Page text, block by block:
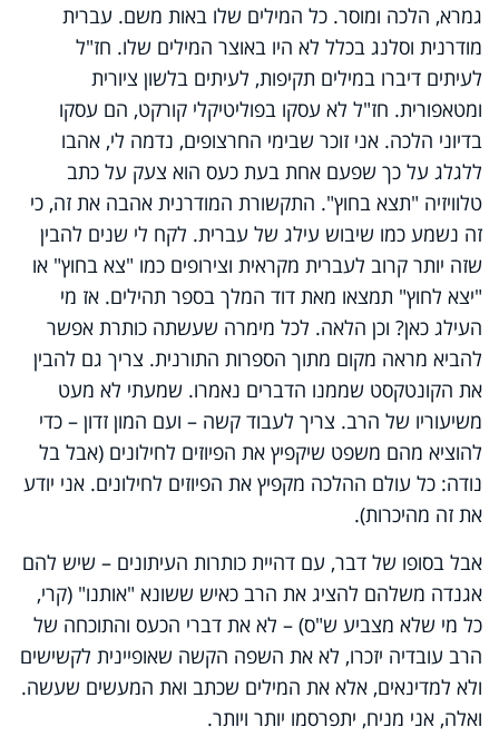
גמרא, הלכה ומוסר. כל המילים שלו באות משם. עברית
מודרנית וסלנג בכלל לא היו באוצר המילים שלו. חז"ל
לעיתים דיברו במילים תקיפות, לעיתים בלשון ציורית
ומטאפורית. חז"ל לא עסקו בפוליטיקלי קורקט, הם עסקו
בדיוני הלכה. אני זוכר שבימי החרצופים, נדמה לי, אהבו
ללגלג על כך שפעם אחת בעת כעס הוא צעק על כתב
טלוויזיה "תצא בחוץ". התקשורת המודרנית אהבה את זה, כי
זה נשמע כמו שיבוש עילג של עברית. לקח לי שנים להבין
שזה יותר קרוב לעברית מקראית וצירופים כמו "צא בחוץ" או
"יצא לחוץ" תמצאו מאת דוד המלך בספר תהילים. אז מי
העילג כאן? וכן הלאה. לכל מימרה שעשתה כותרת אפשר
להביא מראה מקום מתוך הספרות התורנית. צריך גם להבין
את הקונטקסט שממנו הדברים נאמרו. שמעתי לא מעט
משיעוריו של הרב. צריך לעבוד קשה – ועם המון זדון – כדי
להוציא מהם משפט שיקפיץ את הפיוזים לחילונים (אבל בל
נודה: כל עולם ההלכה מקפיץ את הפיוזים לחילונים. אני יודע
את זה מהיכרות).
אבל בסופו של דבר, עם דהיית כותרות העיתונים – שיש להם
אגנדה משלהם להציג את הרב כאיש ששונא "אותנו" (קרי,
כל מי שלא מצביע ש"ס) – לא את דברי הכעס והתוכחה של
הרב עובדיה יזכרו, לא את השפה הקשה שאופיינית לקשישים
ולא למדינאים, אלא את המילים שכתב ואת המעשים שעשה.
ואלה, אני מניח, יתפרסמו יותר ויותר.